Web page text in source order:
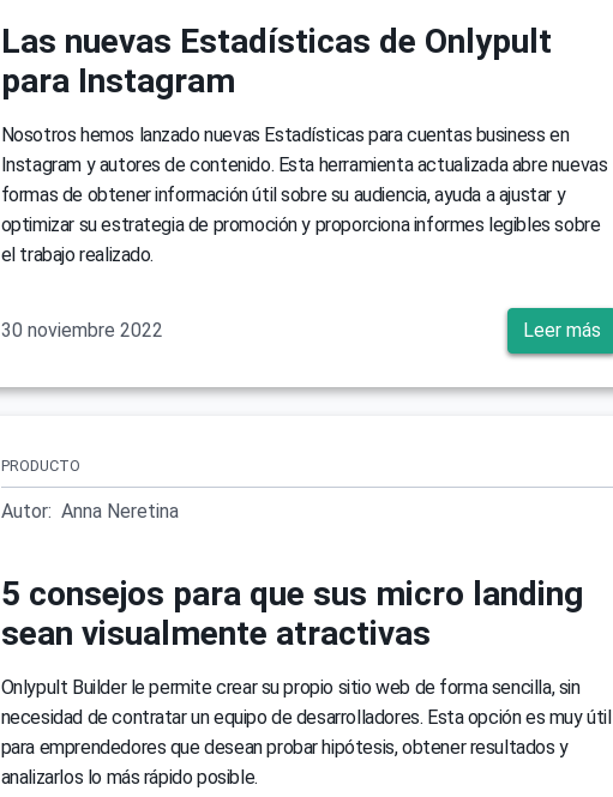
Las nuevas Estadísticas de Onlypult
para Instagram
Nosotros hemos lanzado nuevas Estadísticas para cuentas business en
Instagram y autores de contenido. Esta herramienta actualizada abre nuevas
formas de obtener información útil sobre su audiencia, ayuda a ajustar y
optimizar su estrategia de promoción y proporciona informes legibles sobre
el trabajo realizado.
30 noviembre 2022 Leer más
PRODUCTO
Autor: Anna Neretina
5 consejos para que sus micro landing
sean visualmente atractivas
Onlypult Builder le permite crear su propio sitio web de forma sencilla, sin
necesidad de contratar un equipo de desarrolladores. Esta opción es muy útil
para emprendedores que desean probar hipótesis, obtener resultados y
analizarlos lo más rápido posible.